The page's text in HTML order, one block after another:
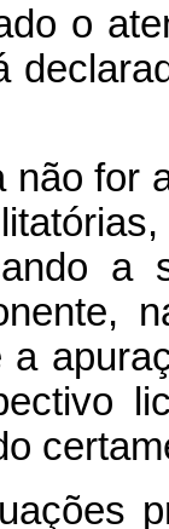
for
a
a